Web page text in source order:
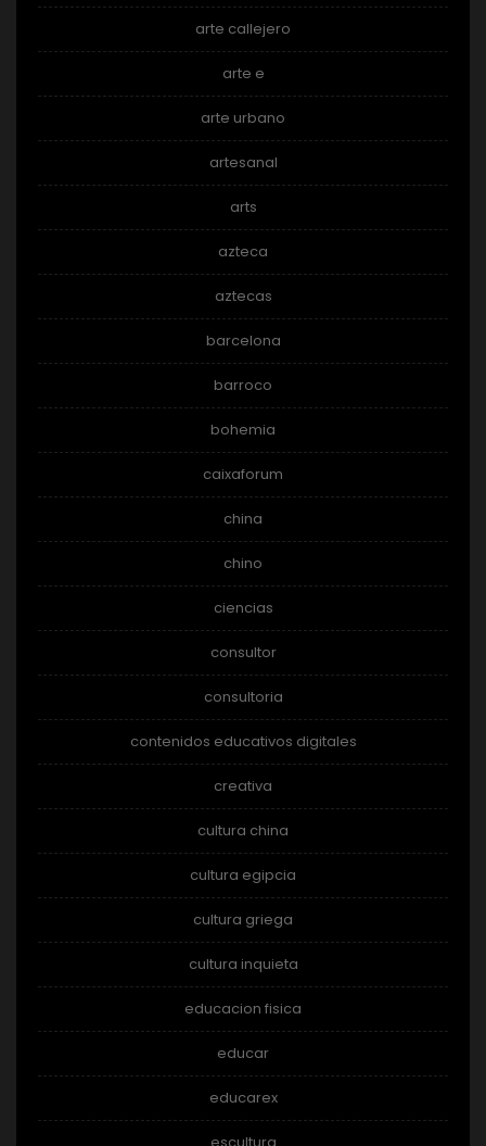
arte callejero
arte e
arte urbano
artesanal
arts
azteca
aztecas
barcelona
barroco
bohemia
caixaforum
china
chino
ciencias
consultor
consultoria
contenidos educativos digitales
creativa
cultura china
cultura egipcia
cultura griega
cultura inquieta
educacion fisica
educar
educarex
escultura